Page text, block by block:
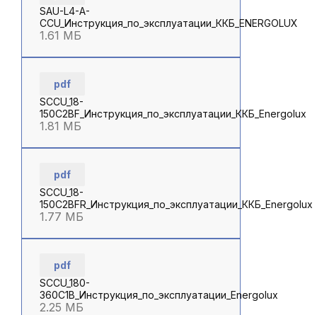
SAU-L4-A-
CCU_Инструкция_по_эксплуатации_ККБ_ENERGOLUX
1.61 МБ
pdf
SCCU_18-
150C2BF_Инструкция_по_эксплуатации_ККБ_Energolux
1.81 МБ
pdf
SCCU_18-
150C2BFR_Инструкция_по_эксплуатации_ККБ_Energolux
1.77 МБ
pdf
SCCU_180-
360C1B_Инструкция_по_эксплуатации_Energolux
2.25 МБ